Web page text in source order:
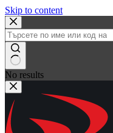
Skip to content
No results